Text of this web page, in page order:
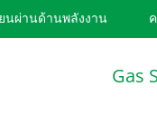
นผ่านด้านพลังงาน
Gas